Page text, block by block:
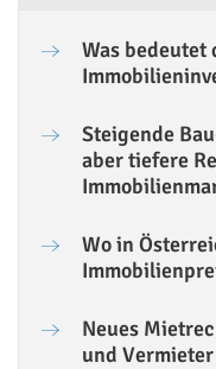
Was bedeutet
Steigende
aber tiefere
Wo in
Neues
und